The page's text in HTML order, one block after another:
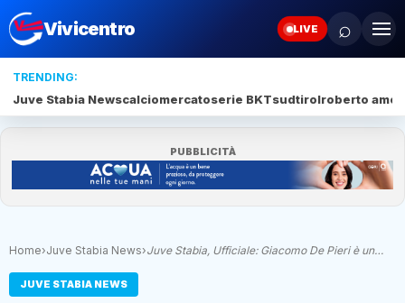
Vivicentro LIVE ⌕
TRENDING:
Juve Stabia Newscalciomercatoserie BKTsudtirolroberto
PUBBLICITÀ
Home›Juve Stabia News›Juve Stabia, Ufficiale: Giacomo De Pieri è un…
JUVE STABIA NEWS